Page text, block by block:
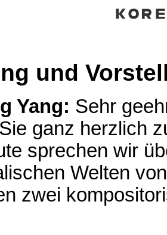
und
Yang: Sehr
ganz herzlich
sprechen wir
Welten
zwei